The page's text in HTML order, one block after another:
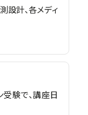
設計、各メディ
受験で、講座日